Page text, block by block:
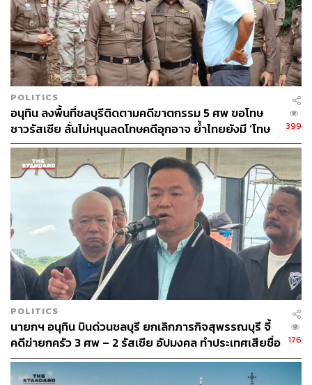
POLITICS
อนุทิน ลงพื้นที่ชลบุรีติดตามคดีฆาตกรรม 5 ศพ ขอโทษ
ชาวรัสเซีย ลั่นไม่หนุนลดโทษคดีอุกอาจ ย้ำไทยยังมี ‘โทษ
ประหาร’
399
POLITICS
นายกฯ อนุทิน บินด่วนชลบุรี ยกเลิกภารกิจสุพรรณบุรี จี้
คดีฆ่ายกครัว 3 ศพ – 2 รัสเซีย อัปมงคล ทำประเทศเสียชื่อ
เสียง
176